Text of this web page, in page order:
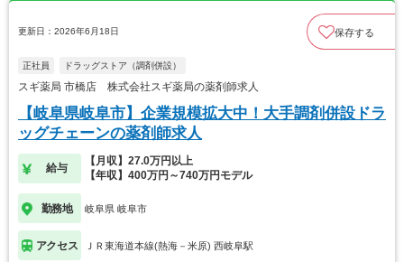
更新日：2026年6月18日 保存する
正社員 ドラッグストア（調剤併設）
スギ薬局 市橋店 株式会社スギ薬局の薬剤師求人
【岐阜県岐阜市】企業規模拡大中！大手調剤併設ドラ
ッグチェーンの薬剤師求人
給与
【月収】27.0万円以上
【年収】400万円～740万円モデル
勤務地 岐阜県 岐阜市
アクセス ＪＲ東海道本線(熱海－米原) 西岐阜駅